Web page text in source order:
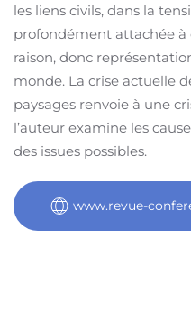
les liens civils, dans la
profondément attachée à
raison, donc
monde. La crise actuelle
paysages renvoie à une
l’auteur examine les
des issues possibles.
www.revue-